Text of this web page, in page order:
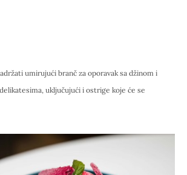
umirujući branč za oporavak sa džinom i
uključujući i ostrige koje će se